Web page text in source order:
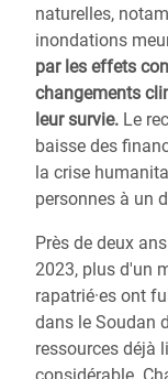
naturelles,
inondations
par les effets
changements
leur survie. Le
baisse des
la crise
personnes à un
Près de deux
2023, plus d'un
rapatrié·es ont
dans le Soudan
ressources déjà